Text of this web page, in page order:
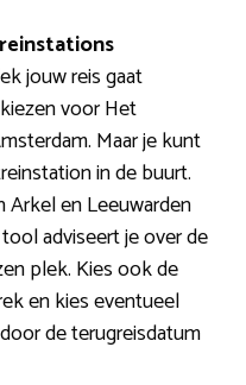
jouw reis gaat
voor Het
Maar je kunt
in de buurt.
en Leeuwarden
adviseert je over de
plek. Kies ook de
en kies eventueel
de terugreisdatum